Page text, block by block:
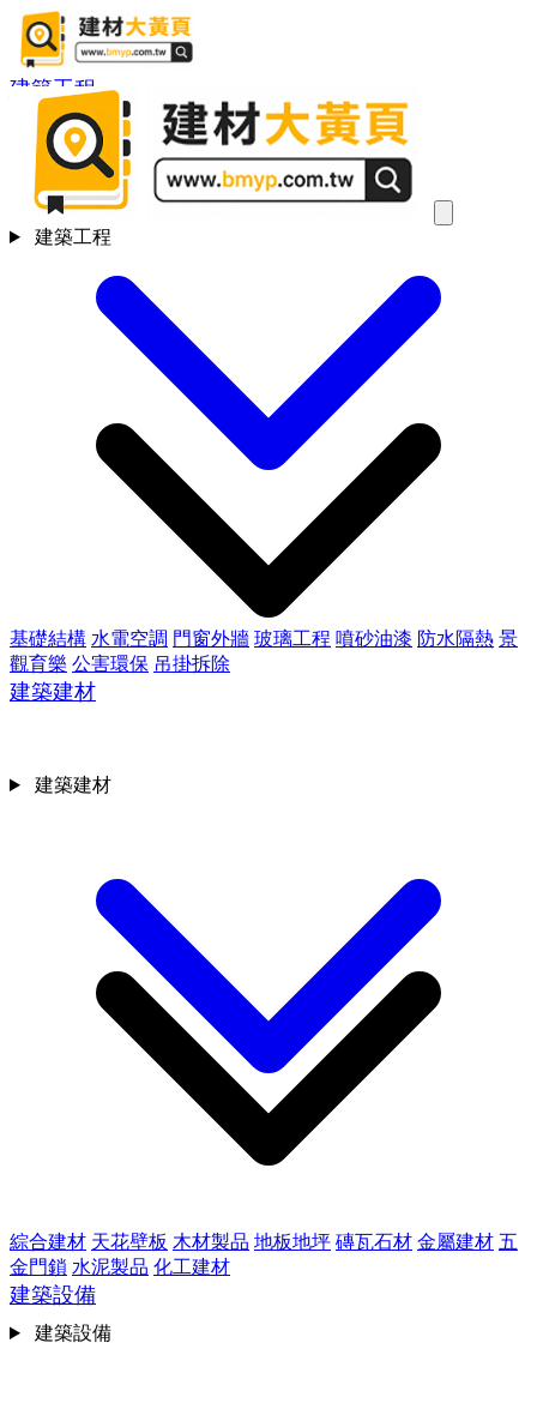
建築工程
基礎結構 水電空調 門窗外牆 玻璃工程 噴砂油漆 防水隔熱 景
觀育樂 公害環保 吊掛拆除
建築建材
綜合建材 天花壁板 木材製品 地板地坪 磚瓦石材 金屬建材 五
金門鎖 水泥製品 化工建材
建築設備
建築工程
建築建材
建築設備